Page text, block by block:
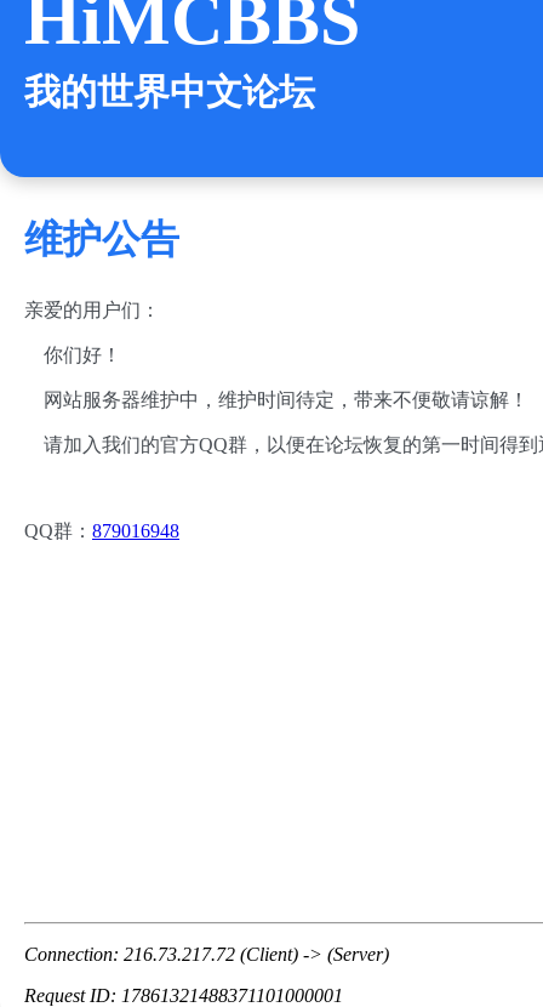
HiMCBBS
我的世界中文论坛
维护公告
亲爱的用户们：
你们好！
网站服务器维护中，维护时间待定，带来不便敬请谅解！
请加入我们的官方QQ群，以便在论坛恢复的第一时间得到
QQ群： 879016948
Connection: 216.73.217.72 (Client) -> (Server)
Request ID: 17861321488371101000001